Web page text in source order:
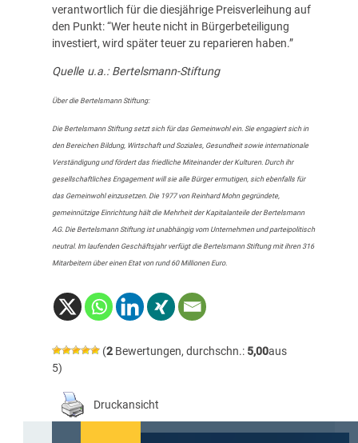
verantwortlich für die diesjährige Preisverleihung auf
den Punkt: “Wer heute nicht in Bürgerbeteiligung
investiert, wird später teuer zu reparieren haben.”
Quelle u.a.: Bertelsmann-Stiftung
Über die Bertelsmann Stiftung:
Die Bertelsmann Stiftung setzt sich für das Gemeinwohl ein. Sie engagiert sich in
den Bereichen Bildung, Wirtschaft und Soziales, Gesundheit sowie internationale
Verständigung und fördert das friedliche Miteinander der Kulturen. Durch ihr
gesellschaftliches Engagement will sie alle Bürger ermutigen, sich ebenfalls für
das Gemeinwohl einzusetzen. Die 1977 von Reinhard Mohn gegründete,
gemeinnützige Einrichtung hält die Mehrheit der Kapitalanteile der Bertelsmann
AG. Die Bertelsmann Stiftung ist unabhängig vom Unternehmen und parteipolitisch
neutral. Im laufenden Geschäftsjahr verfügt die Bertelsmann Stiftung mit ihren 316
Mitarbeitern über einen Etat von rund 60 Millionen Euro.
(2Bewertungen, durchschn.: 5,00aus
5)
Druckansicht